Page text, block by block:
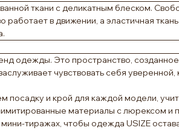
ткани с деликатным блеском.
работает в движении, а эластичная
одежды. Это пространство,
чувствовать себя уверенной,
посадку и крой для каждой модели,
материалы с люрексом
тиражах, чтобы одежда USIZE